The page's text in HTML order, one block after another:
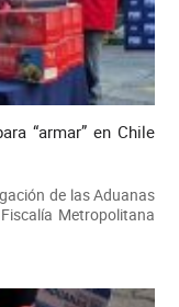
“armar” en Chile
de las Aduanas
Metropolitana